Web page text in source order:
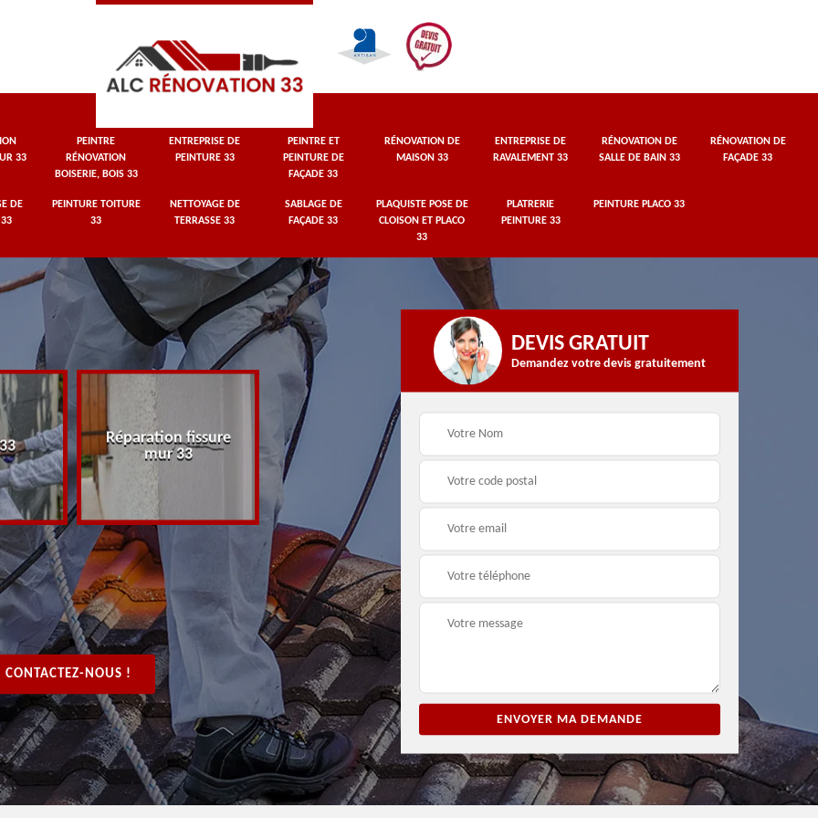
33
PEINTRE
RÉNOVATION
BOISERIE, BOIS 33
ENTREPRISE DE
PEINTURE 33
PEINTRE ET
PEINTURE DE
FAÇADE 33
RÉNOVATION DE
MAISON 33
ENTREPRISE DE
RAVALEMENT 33
RÉNOVATION DE
SALLE DE BAIN 33
RÉNOVATION DE
FAÇADE 33
DE
33
PEINTURE TOITURE
33
NETTOYAGE DE
TERRASSE 33
SABLAGE DE
FAÇADE 33
PLAQUISTE POSE DE
CLOISON ET PLACO
33
PLATRERIE
PEINTURE 33
PEINTURE PLACO 33
Réparation fissure
mur 33
Peintre rénovation
boiserie, bois 33
Entreprise de peinture
33
façade 33
CONTACTEZ-NOUS !
DEVIS GRATUIT
Demandez votre devis gratuitement